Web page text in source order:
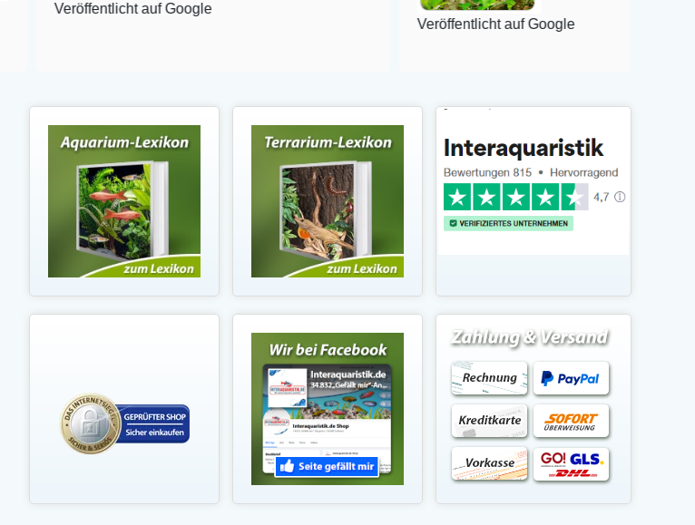
Veröffentlicht auf Google
Veröffentlicht auf Google